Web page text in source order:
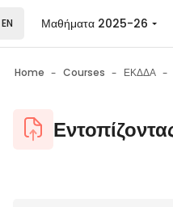
EN Μαθήματα 2025-26
Home Courses ΕΚΔΔΑ
Blocks